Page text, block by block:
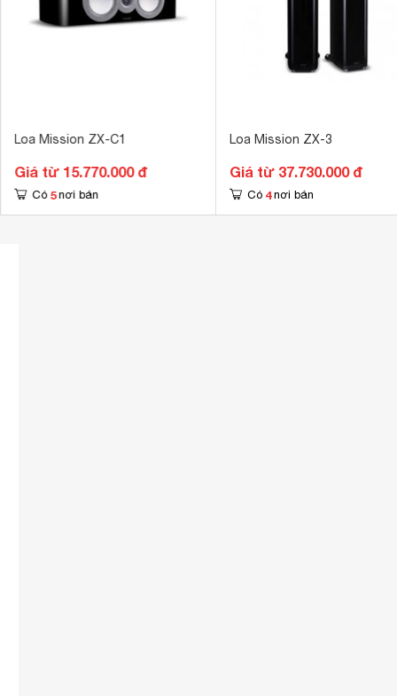
Loa Mission ZX-C1
Giá từ 15.770.000 đ
Có 5 nơi bán
Loa Mission ZX-3
Giá từ 37.730.000 đ
Có 4 nơi bán